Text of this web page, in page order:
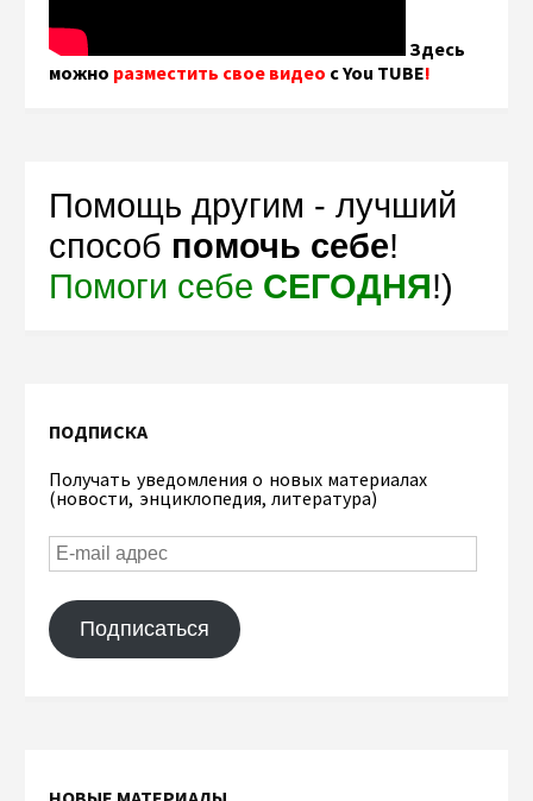
Здесь
можно разместить свое видео с You TUBE!
Помощь другим - лучший
способ помочь себе!
Помоги себе СЕГОДНЯ!)
ПОДПИСКА
Получать уведомления о новых материалах
(новости, энциклопедия, литература)
Подписаться